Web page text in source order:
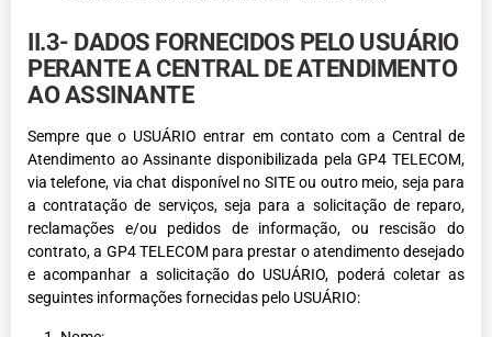
II.3- DADOS FORNECIDOS PELO USUÁRIO
PERANTE A CENTRAL DE ATENDIMENTO
AO ASSINANTE
Sempre que o USUÁRIO entrar em contato com a Central de
Atendimento ao Assinante disponibilizada pela GP4 TELECOM,
via telefone, via chat disponível no SITE ou outro meio, seja para
a contratação de serviços, seja para a solicitação de reparo,
reclamações e/ou pedidos de informação, ou rescisão do
contrato, a GP4 TELECOM para prestar o atendimento desejado
e acompanhar a solicitação do USUÁRIO, poderá coletar as
seguintes informações fornecidas pelo USUÁRIO: